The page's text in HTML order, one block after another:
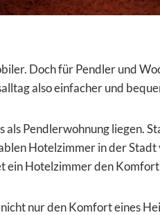
Doch für Pendler und
also einfacher und
als Pendlerwohnung liegen.
Hotelzimmer in der
Hotelzimmer den
nur den Komfort eines